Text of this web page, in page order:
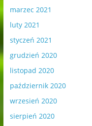
marzec 2021
luty 2021
styczeń 2021
grudzień 2020
listopad 2020
październik 2020
wrzesień 2020
sierpień 2020